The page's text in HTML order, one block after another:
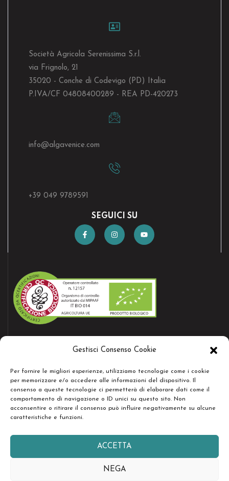
Gestisci Consenso Cookie
Per fornire le migliori esperienze, utilizziamo tecnologie come i cookie
per memorizzare e/o accedere alle informazioni del dispositivo. Il
consenso a queste tecnologie ci permetterà di elaborare dati come il
comportamento di navigazione o ID unici su questo sito. Non
acconsentire o ritirare il consenso può influire negativamente su alcune
caratteristiche e funzioni.
ACCETTA
NEGA
Società Agricola Serenissima S.r.l.
via Frignolo, 21
35020 - Conche di Codevigo (PD) Italia
P.IVA/CF 04808400289 - REA PD-420273
info@algavenice.com
+39 049 9789591
SEGUICI SU
AZIENDA CERTIFICATA
RESTA IN CONTATTO
Copyright © Società Agricola Serenissima Sr.l. - Tutti i diritti
design by easyseopro.it